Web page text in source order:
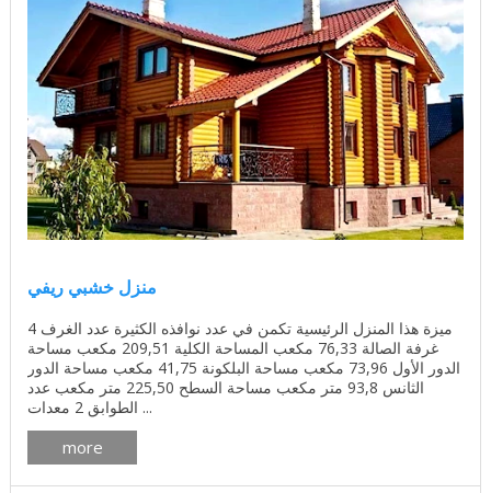
منزل خشبي ريفي
ميزة هذا المنزل الرئيسية تكمن في عدد نوافذه الكثيرة عدد الغرف 4
غرفة الصالة 76,33 مكعب المساحة الكلية 209,51 مكعب مساحة
الدور الأول 73,96 مكعب مساحة البلكونة 41,75 مكعب مساحة الدور
الثانس 93,8 متر مكعب مساحة السطح 225,50 متر مكعب عدد
الطوابق 2 معدات ...
more